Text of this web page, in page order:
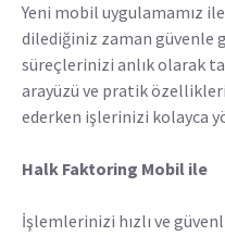
Yeni mobil uygulamamız
dilediğiniz zaman
süreçlerinizi anlık olarak
arayüzü ve pratik
ederken işlerinizi kolayca
Halk Faktoring Mobil ile
İşlemlerinizi hızlı ve